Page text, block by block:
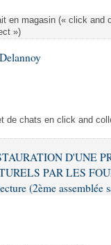
en magasin (« click and
»)
de chats en click and
D'UNE
PAR LES
(2ème assemblée